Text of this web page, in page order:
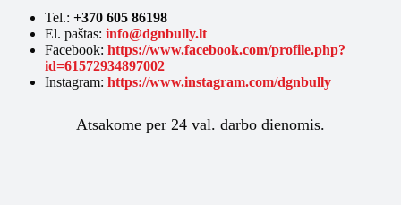
Tel.: +370 605 86198
El. paštas: info@dgnbully.lt
Facebook: https://www.facebook.com/profile.php?
id=61572934897002
Instagram: https://www.instagram.com/dgnbully
Atsakome per 24 val. darbo dienomis.